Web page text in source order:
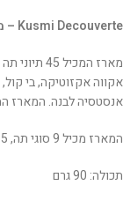
Kusmi Decouverte – מארז 45 תיוני תה
אקווה אקזוטיקה, בי
אנסטסיה לבנה. המארז
המארז מכיל 9 סוגי תה, 5 תיונים לכל אחד.
תכולה: 90 גרם